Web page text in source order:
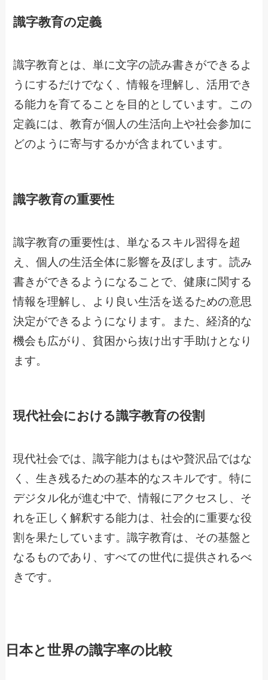
識字教育の定義
識字教育とは、単に文字の読み書きができるよ
うにするだけでなく、情報を理解し、活用でき
る能力を育てることを目的としています。この
定義には、教育が個人の生活向上や社会参加に
どのように寄与するかが含まれています。
識字教育の重要性
識字教育の重要性は、単なるスキル習得を超
え、個人の生活全体に影響を及ぼします。読み
書きができるようになることで、健康に関する
情報を理解し、より良い生活を送るための意思
決定ができるようになります。また、経済的な
機会も広がり、貧困から抜け出す手助けとなり
ます。
現代社会における識字教育の役割
現代社会では、識字能力はもはや贅沢品ではな
く、生き残るための基本的なスキルです。特に
デジタル化が進む中で、情報にアクセスし、そ
れを正しく解釈する能力は、社会的に重要な役
割を果たしています。識字教育は、その基盤と
なるものであり、すべての世代に提供されるべ
きです。
日本と世界の識字率の比較